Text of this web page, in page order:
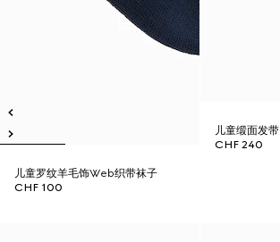
儿童罗纹羊毛饰Web织带袜子
CHF 100
儿童缎面发带
CHF 240